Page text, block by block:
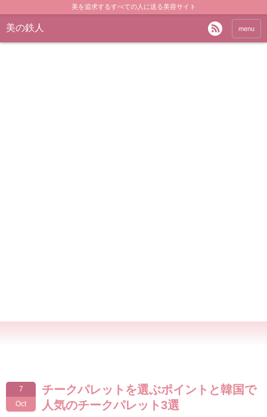
美を追求するすべての人に送る美容サイト
美の鉄人 menu
7
Oct
チークパレットを選ぶポイントと韓国で
人気のチークパレット3選